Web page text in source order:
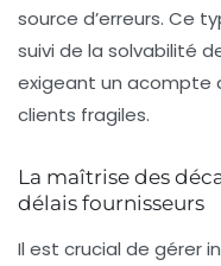
source d’erreurs. Ce
suivi de la solvabilité
exigeant un acompte
clients fragiles.
La maîtrise des
délais fournisseurs
Il est crucial de gérer